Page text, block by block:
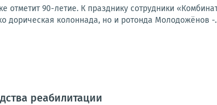
отметит 90-летие. К празднику сотрудники
дорическая колоннада, но и ротонда Молодожёнов -
реабилитации